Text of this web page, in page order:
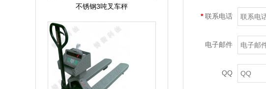
不锈钢3吨叉车秤
*联系电话
电子邮件
QQ